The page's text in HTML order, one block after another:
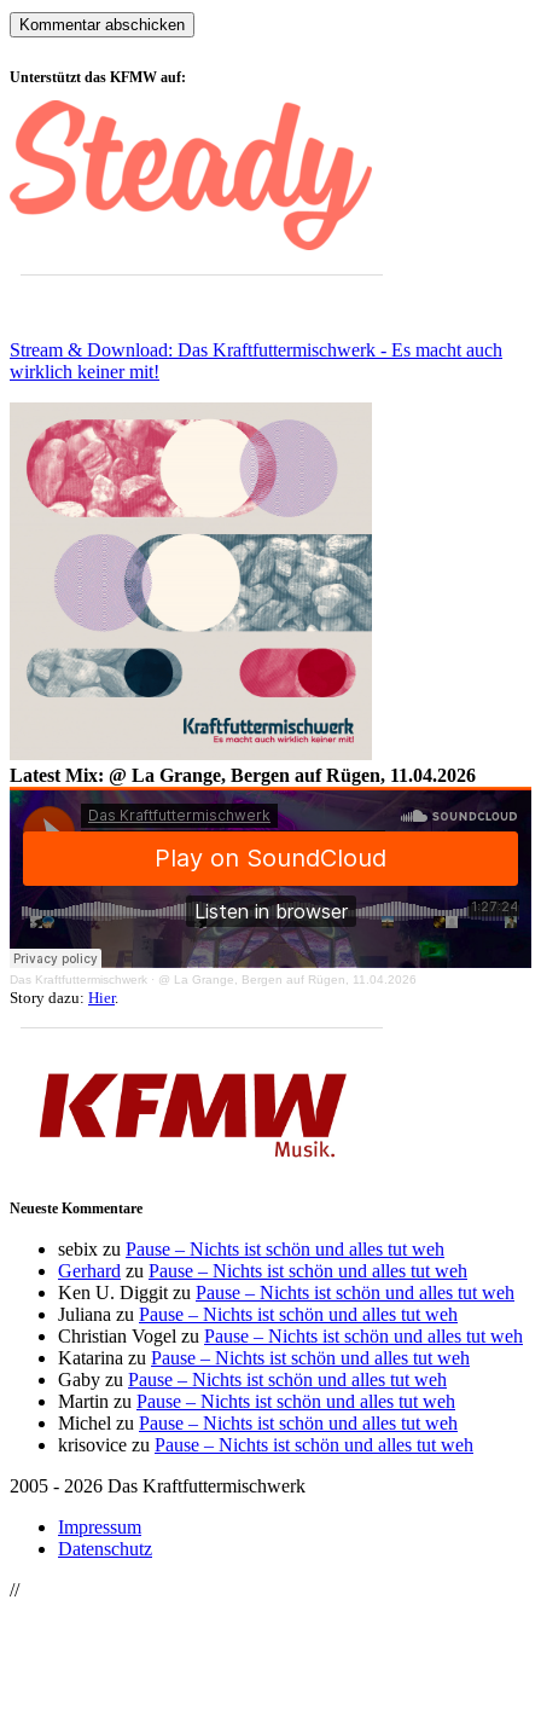
Sidebar
Unterstützt das KFMW auf:
Stream & Download: Das Kraftfuttermischwerk - Es macht auch
wirklich keiner mit!
Latest Mix: @ La Grange, Bergen auf Rügen, 11.04.2026
Das Kraftfuttermischwerk · @ La Grange, Bergen auf Rügen, 11.04.2026
Story dazu: Hier.
Neueste Kommentare
sebix zu Pause – Nichts ist schön und alles tut weh
Gerhard zu Pause – Nichts ist schön und alles tut weh
Ken U. Diggit zu Pause – Nichts ist schön und alles tut weh
Juliana zu Pause – Nichts ist schön und alles tut weh
Christian Vogel zu Pause – Nichts ist schön und alles tut weh
Katarina zu Pause – Nichts ist schön und alles tut weh
Gaby zu Pause – Nichts ist schön und alles tut weh
Martin zu Pause – Nichts ist schön und alles tut weh
Michel zu Pause – Nichts ist schön und alles tut weh
krisovice zu Pause – Nichts ist schön und alles tut weh
2005 - 2026 Das Kraftfuttermischwerk
Impressum
Datenschutz
//